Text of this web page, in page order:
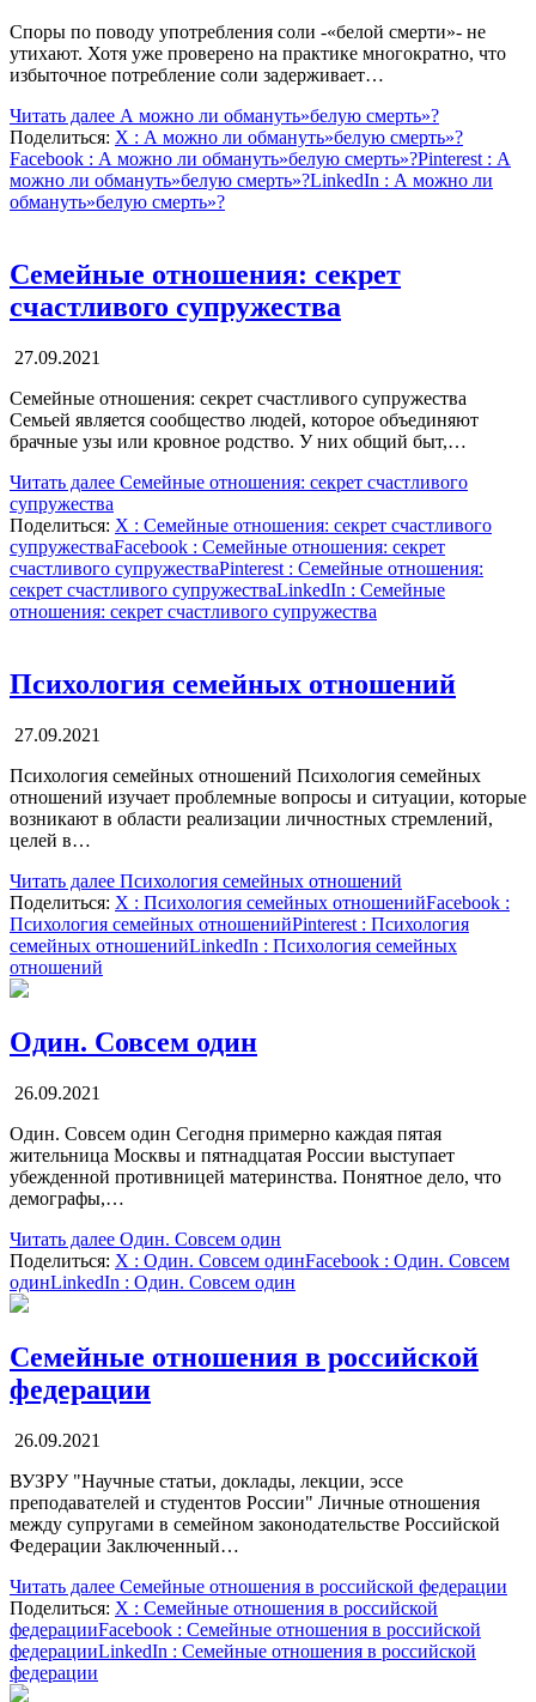
Споры по поводу употребления соли -«белой смерти»- не
утихают. Хотя уже проверено на практике многократно, что
избыточное потребление соли задерживает…
Читать далее А можно ли обмануть»белую смерть»?
Поделиться: X : А можно ли обмануть»белую смерть»?
Facebook : А можно ли обмануть»белую смерть»?Pinterest: А
можно ли обмануть»белую смерть»?LinkedIn : А можно ли
обмануть»белую смерть»?
Семейные отношения: секрет
счастливого супружества
27.09.2021
Семейные отношения: секрет счастливого супружества
Семьей является сообщество людей, которое объединяют
брачные узы или кровное родство. У них общий быт,…
Читать далее Семейные отношения: секрет счастливого
супружества
Поделиться: X : Семейные отношения: секрет счастливого
супружестваFacebook : Семейные отношения: секрет
счастливого супружестваPinterest : Семейные отношения:
секрет счастливого супружестваLinkedIn : Семейные
отношения: секрет счастливого супружества
Психология семейных отношений
27.09.2021
Психология семейных отношений Психология семейных
отношений изучает проблемные вопросы и ситуации, которые
возникают в области реализации личностных стремлений,
целей в…
Читать далее Психология семейных отношений
Поделиться: X : Психология семейных отношенийFacebook :
Психология семейных отношенийPinterest : Психология
семейных отношенийLinkedIn : Психология семейных
отношений
Один. Совсем один
26.09.2021
Один. Совсем один Сегодня примерно каждая пятая
жительница Москвы и пятнадцатая России выступает
убежденной противницей материнства. Понятное дело, что
демографы,…
Читать далее Один. Совсем один
Поделиться: X : Один. Совсем одинFacebook : Один. Совсем
одинLinkedIn : Один. Совсем один
Семейные отношения в российской
федерации
26.09.2021
ВУЗРУ "Научные статьи, доклады, лекции, эссе
преподавателей и студентов России" Личные отношения
между супругами в семейном законодательстве Российской
Федерации Заключенный…
Читать далее Семейные отношения в российской федерации
Поделиться: X : Семейные отношения в российской
федерацииFacebook : Семейные отношения в российской
федерацииLinkedIn : Семейные отношения в российской
федерации